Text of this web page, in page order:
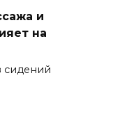
и
на
сидений